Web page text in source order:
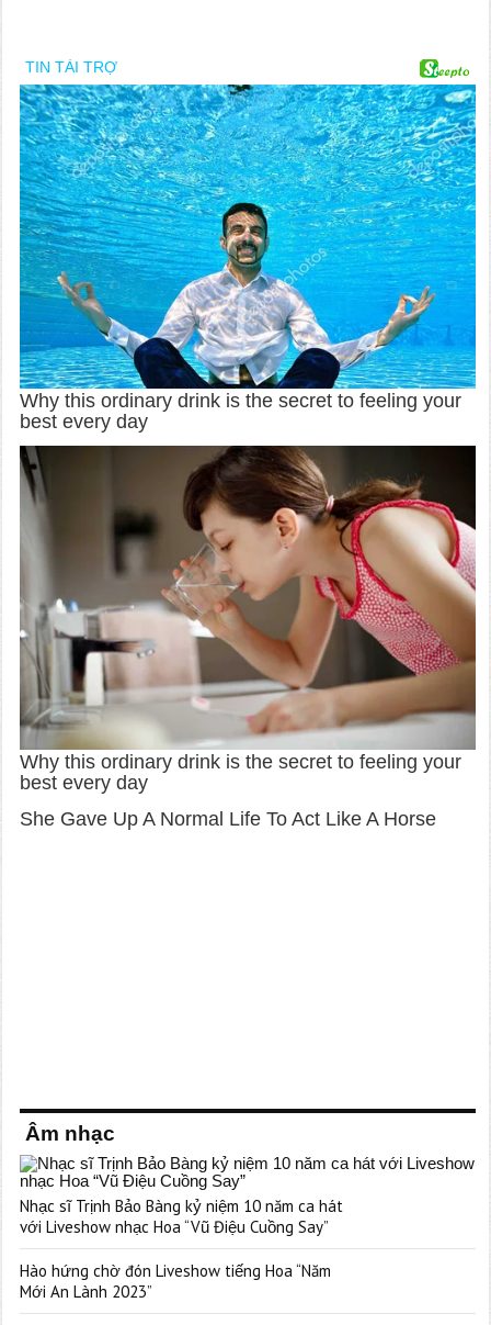
Âm nhạc
Nhạc sĩ Trịnh Bảo Bàng kỷ niệm 10 năm ca hát
với Liveshow nhạc Hoa “Vũ Điệu Cuồng Say”
Hào hứng chờ đón Liveshow tiếng Hoa “Năm
Mới An Lành 2023”